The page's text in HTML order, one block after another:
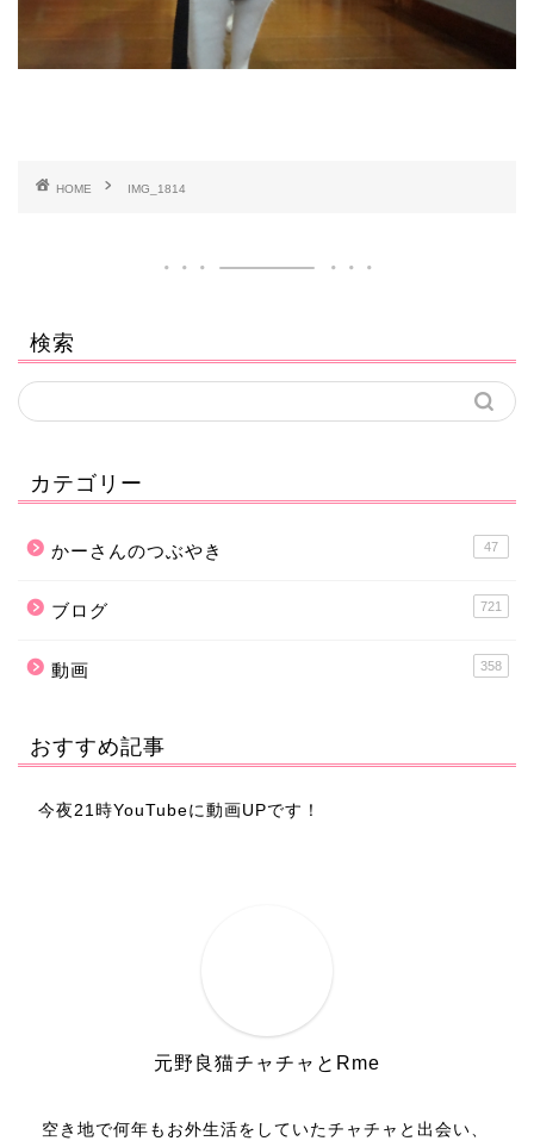
HOME IMG_1814
検索
カテゴリー
かーさんのつぶやき 47
ブログ 721
動画 358
おすすめ記事
今夜21時YouTubeに動画UPです！
元野良猫チャチャとRme
空き地で何年もお外生活をしていたチャチャと出会い、